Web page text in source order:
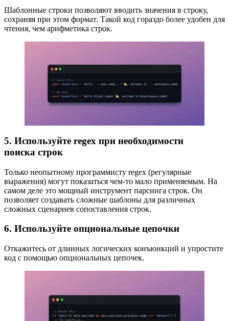
Шаблонные строки позволяют вводить значения в строку,
сохраняя при этом формат. Такой код гораздо более удобен для
чтения, чем арифметика строк.
5. Используйте regex при необходимости
поиска строк
Только неопытному программисту regex (регулярные
выражения) могут показаться чем-то мало применяемым. На
самом деле это мощный инструмент парсинга строк. Он
позволяет создавать сложные шаблоны для различных
сложных сценариев сопоставления строк.
6. Используйте опциональные цепочки
Откажитесь от длинных логических конъюнкций и упростите
код с помощью опциональных цепочек.